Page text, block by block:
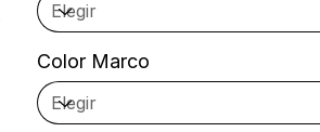
Color Marco